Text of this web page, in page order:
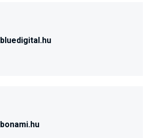
bluedigital.hu
bonami.hu